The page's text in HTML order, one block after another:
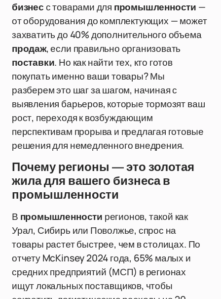
бизнесс товарами для промышленности —
от оборудования до комплектующих — может
захватить до 40% дополнительного объема
продаж, если правильно организовать
поставки. Но как найти тех, кто готов
покупать именно ваши товары? Мы
разберем это шаг за шагом, начиная с
выявления барьеров, которые тормозят ваш
рост, переходя к возбуждающим
перспективам прорыва и предлагая готовые
решения для немедленного внедрения.
Почему регионы — это золотая
жила для вашего бизнеса в
промышленности
В промышленности регионов, такой как
Урал, Сибирь или Поволжье, спрос на
товары растет быстрее, чем в столицах. По
отчету McKinsey 2024 года, 65% малых и
средних предприятий (МСП) в регионах
ищут локальных поставщиков, чтобы